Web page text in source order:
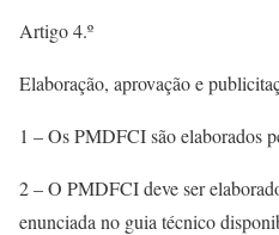
Artigo 4.º
Elaboração, aprovação e
1 – Os PMDFCI são elaborados
2 – O PMDFCI deve ser
enunciada no guia técnico